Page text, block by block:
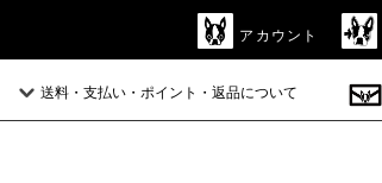
アカウント
送料・支払い・ポイント・返品について